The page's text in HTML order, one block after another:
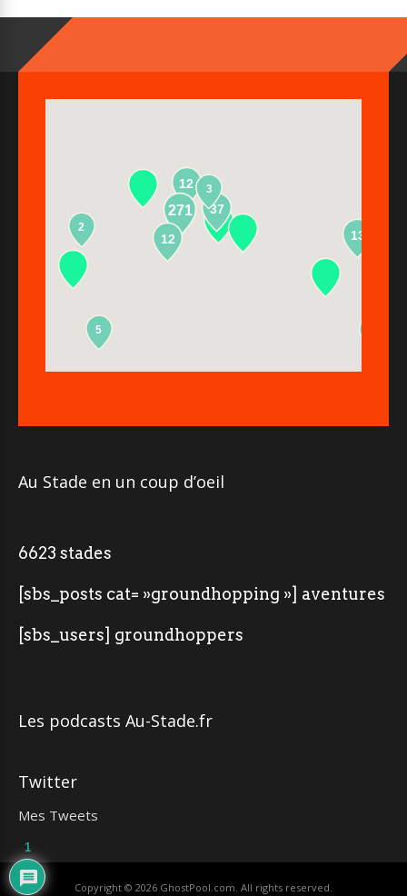
12
271
13
37
2
5
12
3
Au Stade en un coup d’oeil
6623 stades
[sbs_posts cat= »groundhopping »] aventures
[sbs_users] groundhoppers
Les podcasts Au-Stade.fr
Twitter
Mes Tweets
Copyright © 2026 GhostPool.com. All rights reserved.
1